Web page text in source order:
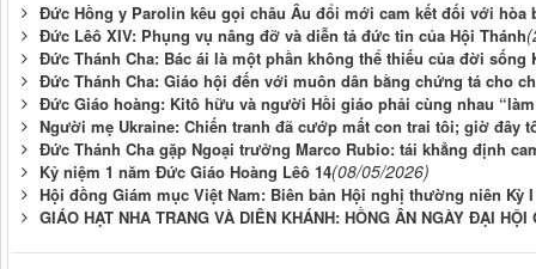
Đức Hồng y Parolin kêu gọi châu Âu đổi mới cam kết đối với hòa
Đức Lêô XIV: Phụng vụ nâng đỡ và diễn tả đức tin của Hội Thánh
Đức Thánh Cha: Bác ái là một phần không thể thiếu của đời
Đức Thánh Cha: Giáo hội đến với muôn dân bằng chứng tá cho
Đức Giáo hoàng: Kitô hữu và người Hồi giáo phải cùng nhau
Người mẹ Ukraine: Chiến tranh đã cướp mất con trai tôi; giờ đây
Đức Thánh Cha gặp Ngoại trưởng Marco Rubio: tái khẳng định
Kỷ niệm 1 năm Đức Giáo Hoàng Lêô 14(08/05/2026)
Hội đồng Giám mục Việt Nam: Biên bản Hội nghị thường niên Kỳ I
GIÁO HẠT NHA TRANG VÀ DIÊN KHÁNH: HỒNG ÂN NGÀY ĐẠI